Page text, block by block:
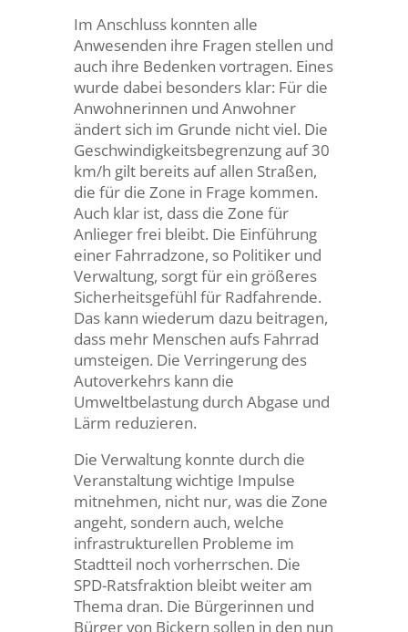
Im Anschluss konnten alle
Anwesenden ihre Fragen stellen und
auch ihre Bedenken vortragen. Eines
wurde dabei besonders klar: Für die
Anwohnerinnen und Anwohner
ändert sich im Grunde nicht viel. Die
Geschwindigkeitsbegrenzung auf 30
km/h gilt bereits auf allen Straßen,
die für die Zone in Frage kommen.
Auch klar ist, dass die Zone für
Anlieger frei bleibt. Die Einführung
einer Fahrradzone, so Politiker und
Verwaltung, sorgt für ein größeres
Sicherheitsgefühl für Radfahrende.
Das kann wiederum dazu beitragen,
dass mehr Menschen aufs Fahrrad
umsteigen. Die Verringerung des
Autoverkehrs kann die
Umweltbelastung durch Abgase und
Lärm reduzieren.
Die Verwaltung konnte durch die
Veranstaltung wichtige Impulse
mitnehmen, nicht nur, was die Zone
angeht, sondern auch, welche
infrastrukturellen Probleme im
Stadtteil noch vorherrschen. Die
SPD-Ratsfraktion bleibt weiter am
Thema dran. Die Bürgerinnen und
Bürger von Bickern sollen in den nun